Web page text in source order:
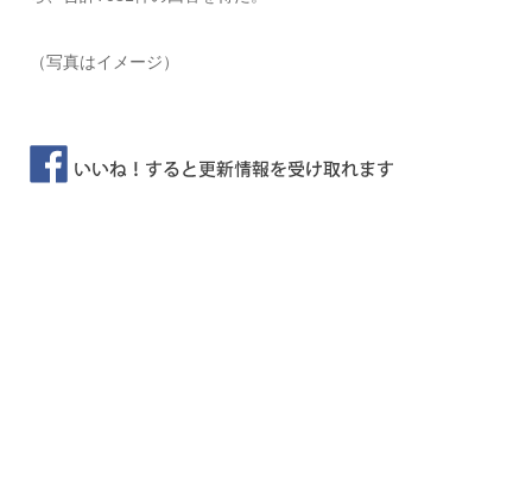
（写真はイメージ）